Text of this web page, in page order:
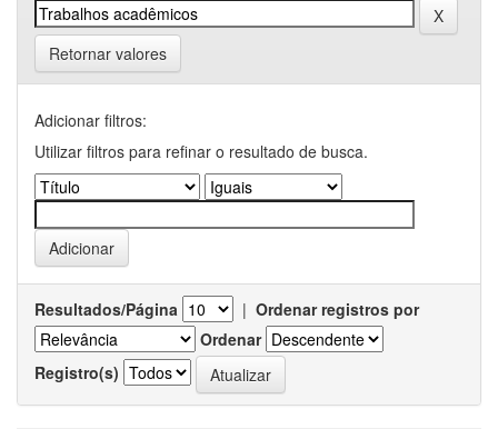
Retornar valores
Adicionar filtros:
Utilizar filtros para refinar o resultado de busca.
Resultados/Página | Ordenar registros por
Ordenar
Registro(s)